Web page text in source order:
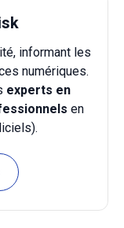
informant les
numériques.
experts en
en